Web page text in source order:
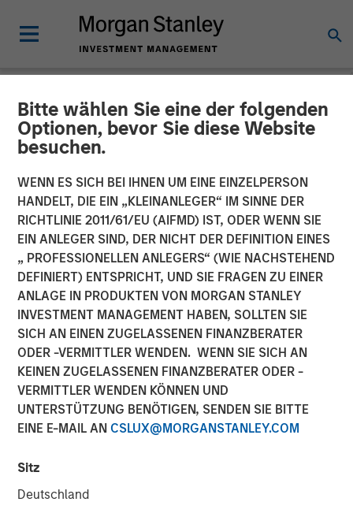
Bitte wählen Sie eine der folgenden
Optionen, bevor Sie diese Website
besuchen.
WENN ES SICH BEI IHNEN UM EINE EINZELPERSON
HANDELT, DIE EIN „KLEINANLEGER“ IM SINNE DER
RICHTLINIE 2011/61/EU (AIFMD) IST, ODER WENN SIE
EIN ANLEGER SIND, DER NICHT DER DEFINITION EINES
„ PROFESSIONELLEN ANLEGERS“ (WIE NACHSTEHEND
DEFINIERT) ENTSPRICHT, UND SIE FRAGEN ZU EINER
ANLAGE IN PRODUKTEN VON MORGAN STANLEY
INVESTMENT MANAGEMENT HABEN, SOLLTEN SIE
SICH AN EINEN ZUGELASSENEN FINANZBERATER
ODER -VERMITTLER WENDEN. WENN SIE SICH AN
KEINEN ZUGELASSENEN FINANZBERATER ODER -
VERMITTLER WENDEN KÖNNEN UND
UNTERSTÜTZUNG BENÖTIGEN, SENDEN SIE BITTE
EINE E-MAIL AN CSLUX@MORGANSTANLEY.COM
Sitz
Deutschland
NEWSROOM
Jason Rabbino Named
Chief Executive Officer of
Sila Heating & Air
Conditioning
18 MAI 2022
Philadelphia - December 8, 2021
Investment Sila Heating & Air Conditioning’s Board of
joining the company as Chief Executive Officer effective
immediately. During his 30-year career, Jason has held